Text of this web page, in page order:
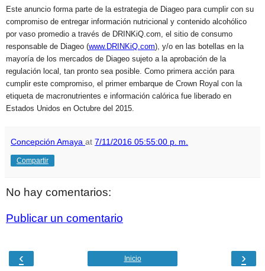
Este anuncio forma parte de la estrategia de Diageo para cumplir con su
compromiso de entregar información nutricional y contenido alcohólico
por vaso promedio a través de DRINKiQ.com, el sitio de consumo
responsable de Diageo (www.DRINKiQ.com), y/o en las botellas en la
mayoría de los mercados de Diageo sujeto a la aprobación de la
regulación local, tan pronto sea posible. Como primera acción para
cumplir este compromiso, el primer embarque de Crown Royal con la
etiqueta de macronutrientes e información calórica fue liberado en
Estados Unidos en Octubre del 2015.
Concepción Amaya at 7/11/2016 05:55:00 p. m.
Compartir
No hay comentarios:
Publicar un comentario
‹ ›
Inicio